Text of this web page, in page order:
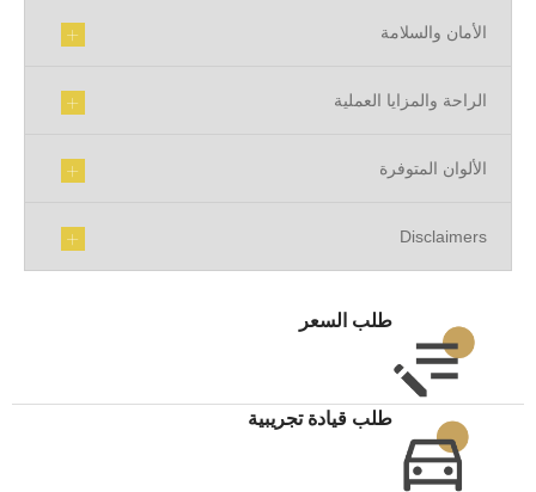
الأمان والسلامة
الراحة والمزايا العملية
الألوان المتوفرة
Disclaimers
طلب السعر
طلب قيادة تجريبية